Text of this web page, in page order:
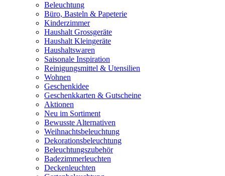
Beleuchtung
Büro, Basteln & Papeterie
Kinderzimmer
Haushalt Grossgeräte
Haushalt Kleingeräte
Haushaltswaren
Saisonale Inspiration
Reinigungsmittel & Utensilien
Wohnen
Geschenkidee
Geschenkkarten & Gutscheine
Aktionen
Neu im Sortiment
Bewusste Alternativen
Weihnachtsbeleuchtung
Dekorationsbeleuchtung
Beleuchtungszubehör
Badezimmerleuchten
Deckenleuchten